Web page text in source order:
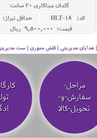
گلدان میناکاری 20 سانت
کد: HLT-18
حداقل تيراژ:
قیمت: 9,500,000 ريال
| هدایای مدیریتی | فلش مموری | ست
مراحل-
سفارش-و-
تحویل-کالا